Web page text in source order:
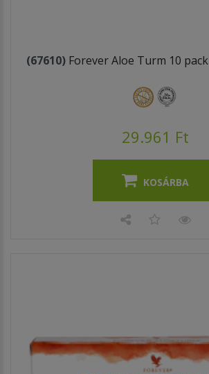
(67610) Forever Aloe Turm 10 pack
29.961 Ft
KOSÁRBA